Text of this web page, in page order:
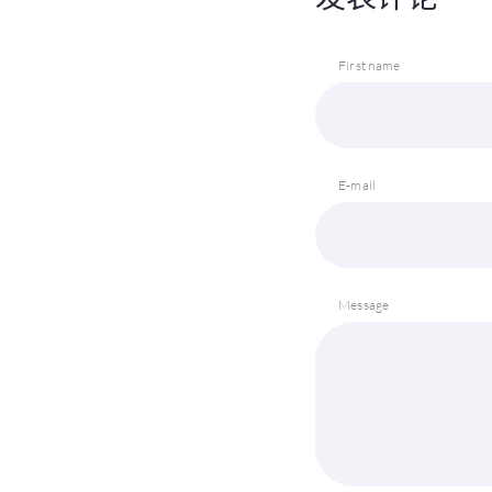
First name
E-mail
Message